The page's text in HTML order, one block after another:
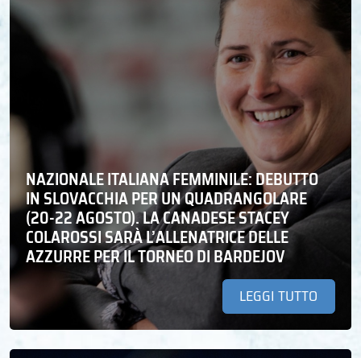
NAZIONALE ITALIANA FEMMINILE: DEBUTTO
IN SLOVACCHIA PER UN QUADRANGOLARE
(20-22 AGOSTO). LA CANADESE STACEY
COLAROSSI SARÀ L’ALLENATRICE DELLE
AZZURRE PER IL TORNEO DI BARDEJOV
LEGGI TUTTO